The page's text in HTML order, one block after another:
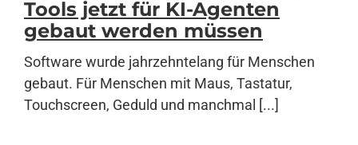
Tools jetzt für KI-Agenten
gebaut werden müssen
Software wurde jahrzehntelang für Menschen
gebaut. Für Menschen mit Maus, Tastatur,
Touchscreen, Geduld und manchmal [...]